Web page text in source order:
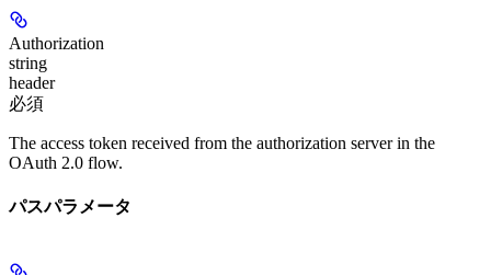
Authorization
string
header
必須
The access token received from the authorization server in the
OAuth 2.0 flow.
パスパラメータ